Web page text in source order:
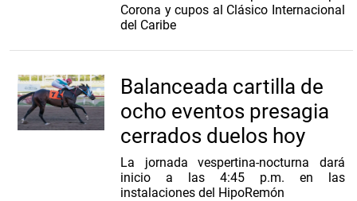
Corona y cupos al Clásico Internacional
del Caribe
Balanceada cartilla de
ocho eventos presagia
cerrados duelos hoy
La jornada vespertina-nocturna dará
inicio a las 4:45 p.m. en las
instalaciones del HipoRemón